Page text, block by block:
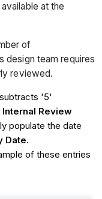
at the
of
design team requires
reviewed.
'5'
Internal Review
populate the date
Date.
of these entries